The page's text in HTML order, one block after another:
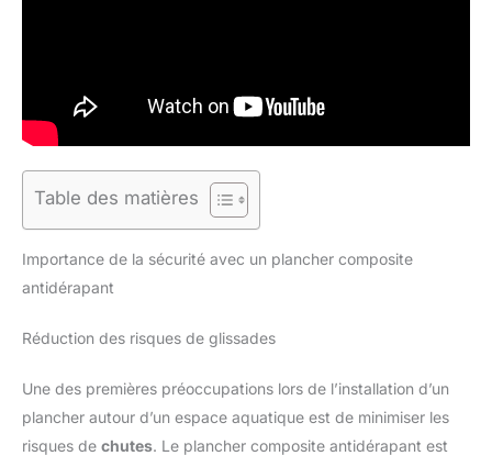
Table des matières
Importance de la sécurité avec un plancher composite
antidérapant
Réduction des risques de glissades
Une des premières préoccupations lors de l’installation d’un
plancher autour d’un espace aquatique est de minimiser les
risques de chutes. Le plancher composite antidérapant est